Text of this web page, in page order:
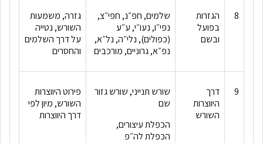
8
הגזרות
בפועל
ובשם
שלמים, חפ״נ, חפי״צ,
נפי״ו, נעו״י, ע״ע
(כפולים), נלי״ה, נל״א,
נפ״א, גרוניים, מורכבים
גזרה, משמעות
השורש, נטייה
על דרך השלמים
והחסרים
9
דרך
היווצרות
השורש
שורש תנייני, שורש גזור
שם
הכפלת עיצורים,
הכפלת לה״פ
פירוט היווצרות
השורש, מיון לפי
דרך היווצרות